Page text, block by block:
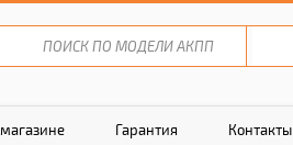
Гарантия Контакты